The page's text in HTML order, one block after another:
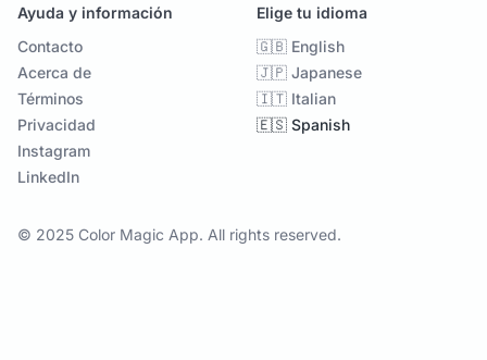
Ayuda y información
Contacto
Acerca de
Términos
Privacidad
Instagram
LinkedIn
Elige tu idioma
🇬🇧 English
🇯🇵 Japanese
🇮🇹 Italian
🇪🇸 Spanish
© 2025 Color Magic App. All rights reserved.